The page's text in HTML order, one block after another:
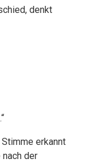
denkt
erkannt
der